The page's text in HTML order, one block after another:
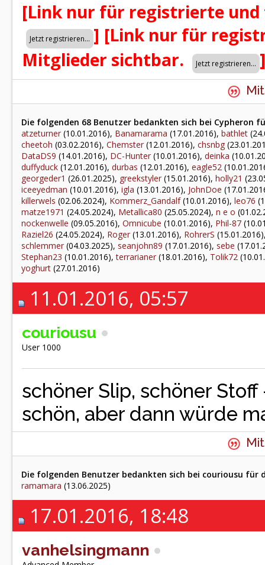
[Link nur für registrierte
] [Link nur für
Mitglieder sichtbar.
]
Die folgenden 68 Benutzer bedankten sich bei Cypheron
atzeturner (10.01.2016), Banamarama (17.01.2016), bathlet
cheetoh (03.02.2016), Chemster (12.01.2016), chsnbg
DataDS9 (14.01.2016), DC-Hunter (10.01.2016), deinka
duffyduck (12.01.2016), durbas (12.01.2016), eagle52
georgeder1 (26.01.2025), greekstyler (15.01.2016), holly21
iceeyedman (10.01.2016), igla (13.01.2016), JohnDoe
killerwels (02.06.2024), Kommerz_Gandalf(10.01.2016), leo76
matze1971 (24.05.2024), Metallica80 (25.05.2024), n e o
nockenwelle (09.05.2016), Omnicube (10.01.2016), Phil-87
Raziel26 (24.05.2024), Roger (13.01.2016), RohrerS
schlemmer (04.03.2025), seanjohn89 (17.01.2016), sebe
Stephan23 (10.01.2016),terrarianer (18.01.2016), Tolik72
yoghurt (27.01.2016)
11.01.2016, 05:57
couriousu
User 1000
schöner Slip, schöner
schön, aber dann würde
Die folgenden Benutzer bedankten sich bei couriousu für
ramamara (13.06.2025)
17.01.2016, 18:48
vanhelsingmann